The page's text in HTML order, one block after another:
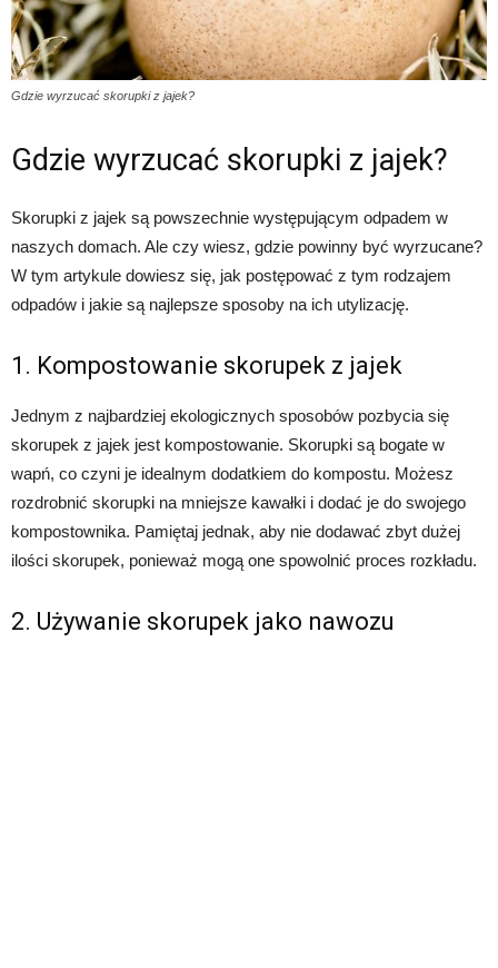
Gdzie wyrzucać skorupki z jajek?
Gdzie wyrzucać skorupki z jajek?
Skorupki z jajek są powszechnie występującym odpadem w
naszych domach. Ale czy wiesz, gdzie powinny być wyrzucane?
W tym artykule dowiesz się, jak postępować z tym rodzajem
odpadów i jakie są najlepsze sposoby na ich utylizację.
1. Kompostowanie skorupek z jajek
Jednym z najbardziej ekologicznych sposobów pozbycia się
skorupek z jajek jest kompostowanie. Skorupki są bogate w
wapń, co czyni je idealnym dodatkiem do kompostu. Możesz
rozdrobnić skorupki na mniejsze kawałki i dodać je do swojego
kompostownika. Pamiętaj jednak, aby nie dodawać zbyt dużej
ilości skorupek, ponieważ mogą one spowolnić proces rozkładu.
2. Używanie skorupek jako nawozu